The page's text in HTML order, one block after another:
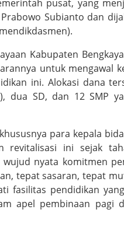
pusat, yang
Subianto dan
Kabupaten
untuk mengawal
ini. Alokasi dana
dua SD, dan 12 SMP
para kepala
revitalisasi ini sejak
nyata komitmen
tepat sasaran, tepat
fasilitas pendidikan
apel pembinaan pagi